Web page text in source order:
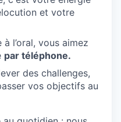
et votre
à l’oral, vous aimez
par téléphone.
des challenges,
vos objectifs au